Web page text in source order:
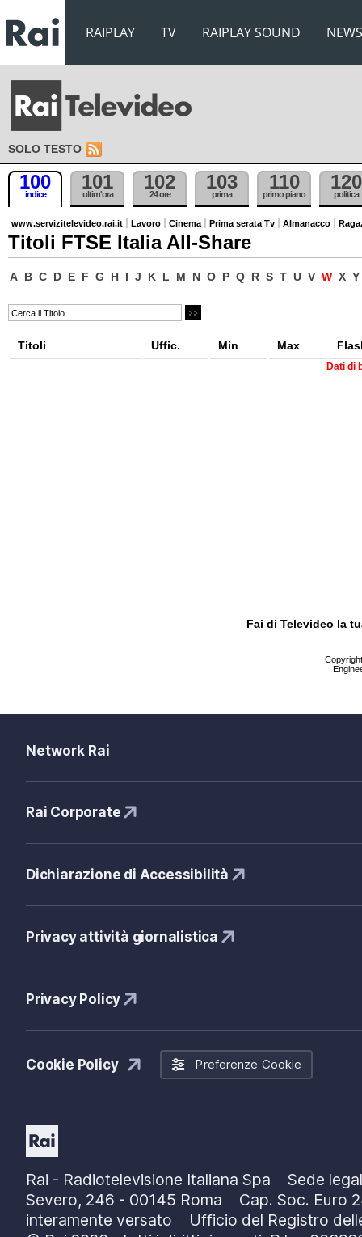
RAIPLAY TV RAIPLAY SOUND NEWS
SOLO TESTO
100
indice
101
ultim'ora
102
24 ore
103
prima
110
primo piano
120
politica
www.servizitelevideo.rai.it Lavoro Cinema Prima serata Tv Almanacco
Titoli FTSE Italia All-Share
A B C D E F G H I J K L M N O P Q R S T U V W X Y
Titoli Uffic. Min Max
Dati di
Fai di Televideo la